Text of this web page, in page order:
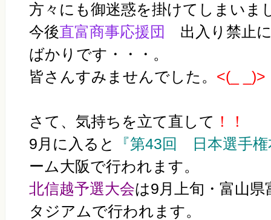
方々にも御迷惑を掛けてしまいま
今後直富商事応援団
出入り禁止
ばかりです・・・。
皆さんすみませんでした。 <(_ _)>
さて、気持ちを立て直して ！！
9月に入ると
『第43回 日本選手
ーム大阪で行われます。
北信越予選大会は9月上旬・富山
タジアムで行われます。